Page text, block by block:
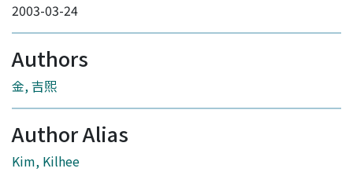
2003-03-24
Authors
金, 吉煕
Author Alias
Kim, Kilhee